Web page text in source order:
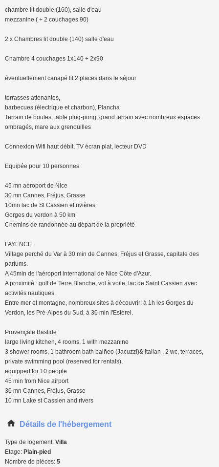
chambre lit double (160), salle d'eau
mezzanine ( + 2 couchages 90)
2 x Chambres lit double (140) salle d'eau
Chambre 4 couchages 1x140 + 2x90
éventuellement canapé lit 2 places dans le séjour
terrasses attenantes,
barbecues (électrique et charbon), Plancha
Terrain de boules, table ping-pong, grand terrain avec nombreux espaces
ombragés, mare aux grenouilles
Connexion Wifi haut débit, TV écran plat, lecteur DVD
Equipée pour 10 personnes.
45 mn aéroport de Nice
30 mn Cannes, Fréjus, Grasse
10mn lac de St Cassien et rivières
Gorges du verdon à 50 km
Chemins de randonnée au départ de la propriété
FAYENCE
Village perché du Var à 30 min de Cannes, Fréjus et Grasse, capitale des
parfums.
A 45min de l'aéroport international de Nice Côte d'Azur.
A proximité : golf de Terre Blanche, vol à voile, lac de Saint Cassien avec
activités nautiques.
Entre mer et montagne, nombreux sites à découvrir: à 1h les Gorges du
Verdon, les Pré-Alpes du Sud, à 30 min l'Estérel.
Provençale Bastide
large living kitchen, 4 rooms, 1 with mezzanine
3 shower rooms, 1 bathroom bath balñeo (Jacuzzi)& italian , 2 wc, terraces,
private swimming pool (reserved for rentals),
equipped for 10 people
45 min from Nice airport
30 mn Cannes, Fréjus, Grasse
10 mn Lake st Cassien and rivers
Détails de l'hébergement
Type de logement: Villa
Etage: Plain-pied
Nombre de pièces: 5